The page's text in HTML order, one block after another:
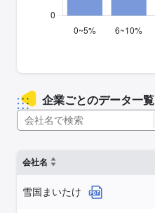
企業ごとのデータ一覧
会社名
雪国まいたけ